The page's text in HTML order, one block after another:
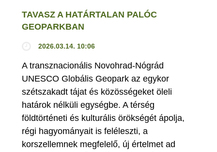
TAVASZ A HATÁRTALAN PALÓC
GEOPARKBAN
2026.03.14. 10:06
A transznacionális Novohrad-Nógrád
UNESCO Globális Geopark az egykor
szétszakadt tájat és közösségeket öleli
határok nélküli egységbe. A térség
földtörténeti és kulturális örökségét ápolja,
régi hagyományait is feléleszti, a
korszellemnek megfelelő, új értelmet ad